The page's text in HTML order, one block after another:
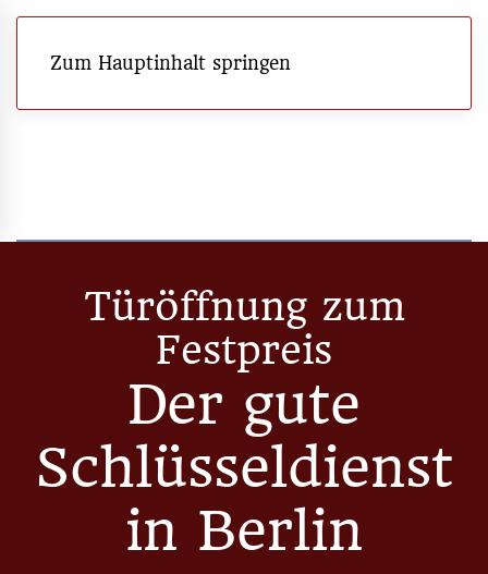
Zum Hauptinhalt springen
Türöffnung zum
Festpreis
Der gute
Schlüsseldienst
in Berlin